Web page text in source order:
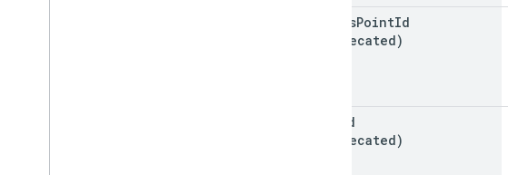
accessPointId
(deprecated)
Id
(deprecated)